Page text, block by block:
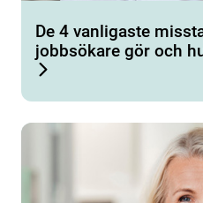
De 4 vanligaste
jobbsökare gör och